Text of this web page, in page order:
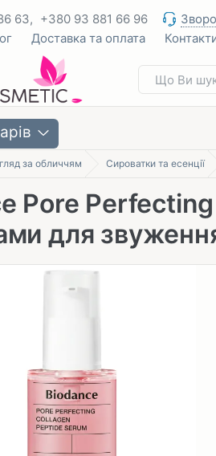
63, +380 93 881 66 96
Доставка та оплата
за обличчям Сироватки та есенції
Pore
для